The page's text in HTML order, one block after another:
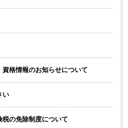
格情報のお知らせについて
い
の免除制度について